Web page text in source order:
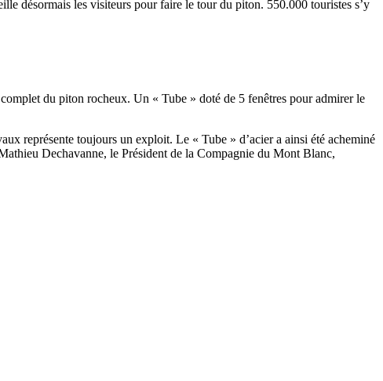
désormais les visiteurs pour faire le tour du piton. 550.000 touristes s’y
du piton rocheux. Un « Tube » doté de 5 fenêtres pour admirer le
représente toujours un exploit. Le « Tube » d’acier a ainsi été acheminé
Dechavanne, le Président de la Compagnie du Mont Blanc,